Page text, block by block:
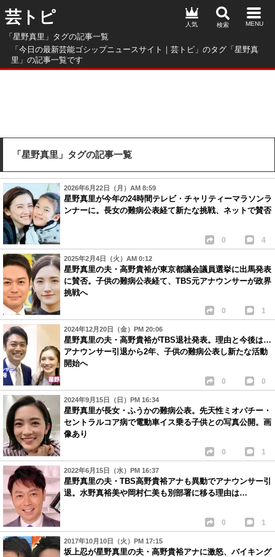
芸トピ
「星野真里」タグの記事一覧
「今日の最新芸能ゴシップニュースサイト｜芸トピ」のタグ「星野真
里」の記事一覧です
人気
「星野真里」タグの記事一覧
2026年6月22日（月）AM 8:59
星野真里が今年の24時間テレビ・チャリティーマラソンラ
ンナーに。長女の難病公表経て新たな挑戦、ネットで賛否
0 4
2025年2月4日（火）AM 0:12
星野真里の夫・高野貴裕が東京都議会議員選挙に出馬発表
に賛否。子供の難病公表経て、TBS元アナウンサーが政界
挑戦へ
0 1
2024年12月20日（金）PM 20:06
星野真里の夫・高野貴裕がTBS退社発表。理由と今後は…
アナウンサー引退から2年、子供の難病公表し新たな活動
開始へ
0 0
2024年9月15日（日）PM 16:34
星野真里が長女・ふうかの難病公表。先天性ミオパチー・
セントラルコア病で電動車イス乗る子供との写真公開。画
像あり
0 1
2022年6月15日（水）PM 16:37
星野真里の夫・TBS高野貴裕アナも異動でアナウンサー引
退。水野真裕美や岡村仁美も別部署に移る理由は…
0 1
2017年10月10日（火）PM 17:15
坂上忍が星野真里の夫・高野貴裕アナに激怒、バイキング